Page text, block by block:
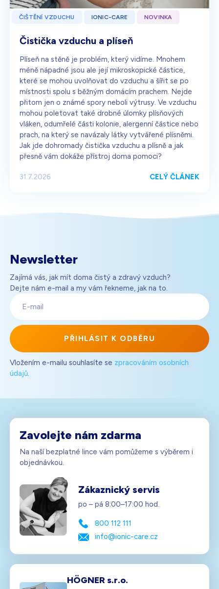
ČIŠTĚNÍ VZDUCHU IONIC-CARE NOVINKA
Čistička vzduchu a plíseň
Plíseň na stěně je problém, který vidíme. Mnohem
méně nápadné jsou ale její mikroskopické částice,
které se mohou uvolňovat do vzduchu a šířit se po
místnosti spolu s běžným domácím prachem. Nejde
přitom jen o známé spory neboli výtrusy. Ve vzduchu
mohou poletovat také drobné úlomky plísňových
vláken, odumřelé části kolonie, alergenní částice nebo
prach, na který se navázaly látky vytvářené plísněmi.
Jak jde dohromady čistička vzduchu a plísně a jak
přesně vám dokáže přístroj doma pomoci?
31.7.2026 CELÝ ČLÁNEK
Newsletter
Zajímá vás, jak mít doma čistý a zdravý vzduch?
Dejte nám e-mail a my vám řekneme, jak na to.
PŘIHLÁSIT K ODBĚRU
Vložením e-mailu souhlasíte se zpracováním osobních
údajů
Zavolejte nám zdarma
Na naší bezplatné lince vám pomůžeme s výběrem i
objednávkou.
Zákaznický servis
po – pá 8:00–17:00 hod.
800 112 111
info@ionic-care.cz
HÖGNER s.r.o.